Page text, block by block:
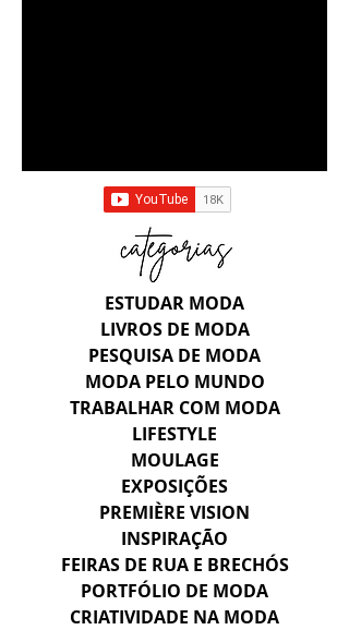
ESTUDAR MODA
LIVROS DE MODA
PESQUISA DE MODA
MODA PELO MUNDO
TRABALHAR COM MODA
LIFESTYLE
MOULAGE
EXPOSIÇÕES
PREMIÈRE VISION
INSPIRAÇÃO
FEIRAS DE RUA E BRECHÓS
PORTFÓLIO DE MODA
CRIATIVIDADE NA MODA